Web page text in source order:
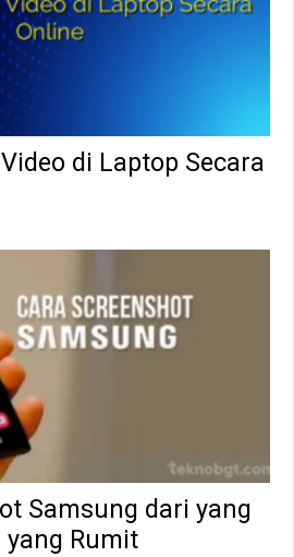
di Laptop Secara
Samsung dari yang
Rumit